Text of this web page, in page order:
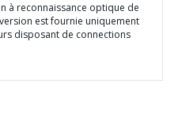
à reconnaissance optique de
est fournie uniquement
disposant de connections